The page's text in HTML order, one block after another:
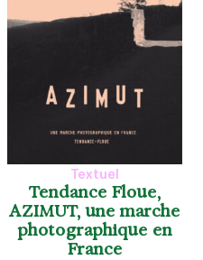
Textuel
Tendance Floue,
AZIMUT, une marche
photographique en
France